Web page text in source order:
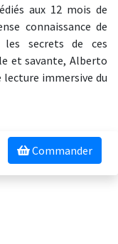
aux 12 mois de
connaissance de
secrets de ces
et savante, Alberto
lecture immersive du
Commander